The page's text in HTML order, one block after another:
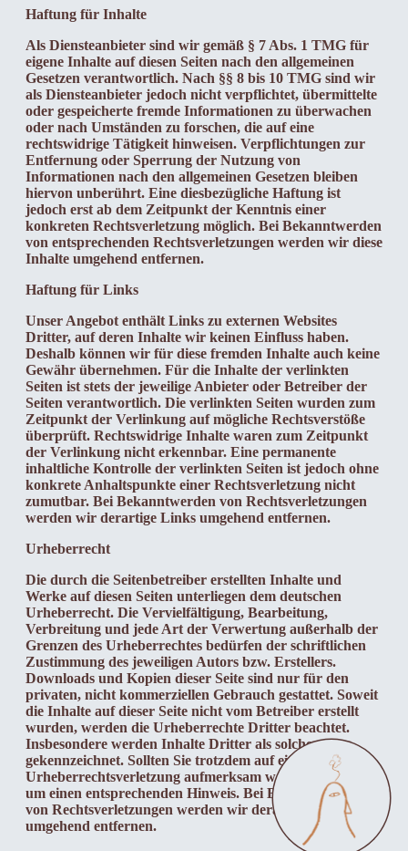
Haftung für Inhalte
Als Diensteanbieter sind wir gemäß § 7 Abs. 1 TMG für
eigene Inhalte auf diesen Seiten nach den allgemeinen
Gesetzen verantwortlich. Nach §§ 8 bis 10 TMG sind wir
als Diensteanbieter jedoch nicht verpflichtet, übermittelte
oder gespeicherte fremde Informationen zu überwachen
oder nach Umständen zu forschen, die auf eine
rechtswidrige Tätigkeit hinweisen. Verpflichtungen zur
Entfernung oder Sperrung der Nutzung von
Informationen nach den allgemeinen Gesetzen bleiben
hiervon unberührt. Eine diesbezügliche Haftung ist
jedoch erst ab dem Zeitpunkt der Kenntnis einer
konkreten Rechtsverletzung möglich. Bei Bekanntwerden
von entsprechenden Rechtsverletzungen werden wir diese
Inhalte umgehend entfernen.
Haftung für Links
Unser Angebot enthält Links zu externen Websites
Dritter, auf deren Inhalte wir keinen Einfluss haben.
Deshalb können wir für diese fremden Inhalte auch keine
Gewähr übernehmen. Für die Inhalte der verlinkten
Seiten ist stets der jeweilige Anbieter oder Betreiber der
Seiten verantwortlich. Die verlinkten Seiten wurden zum
Zeitpunkt der Verlinkung auf mögliche Rechtsverstöße
überprüft. Rechtswidrige Inhalte waren zum Zeitpunkt
der Verlinkung nicht erkennbar. Eine permanente
inhaltliche Kontrolle der verlinkten Seiten ist jedoch ohne
konkrete Anhaltspunkte einer Rechtsverletzung nicht
zumutbar. Bei Bekanntwerden von Rechtsverletzungen
werden wir derartige Links umgehend entfernen.
Urheberrecht
Die durch die Seitenbetreiber erstellten Inhalte und
Werke auf diesen Seiten unterliegen dem deutschen
Urheberrecht. Die Vervielfältigung, Bearbeitung,
Verbreitung und jede Art der Verwertung außerhalb der
Grenzen des Urheberrechtes bedürfen der schriftlichen
Zustimmung des jeweiligen Autors bzw. Erstellers.
Downloads und Kopien dieser Seite sind nur für den
privaten, nicht kommerziellen Gebrauch gestattet. Soweit
die Inhalte auf dieser Seite nicht vom Betreiber erstellt
wurden, werden die Urheberrechte Dritter beachtet.
Insbesondere werden Inhalte Dritter als solche
gekennzeichnet. Sollten Sie trotzdem auf eine
Urheberrechtsverletzung aufmerksam werden, bitten wir
um einen entsprechenden Hinweis. Bei Bekanntwerden
von Rechtsverletzungen werden wir derartige Inhalte
umgehend entfernen.